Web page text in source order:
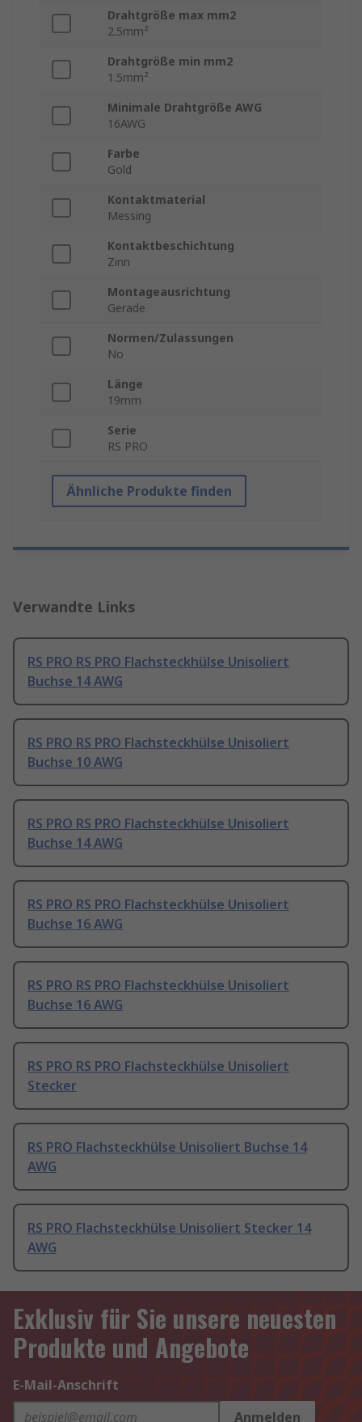
Drahtgröße max mm2
2.5mm²
Drahtgröße min mm2
1.5mm²
Minimale Drahtgröße AWG
16AWG
Farbe
Gold
Kontaktmaterial
Messing
Kontaktbeschichtung
Zinn
Montageausrichtung
Gerade
Normen/Zulassungen
No
Länge
19mm
Serie
RS PRO
Ähnliche Produkte finden
Verwandte Links
RS PRO RS PRO Flachsteckhülse Unisoliert
Buchse 14 AWG
RS PRO RS PRO Flachsteckhülse Unisoliert
Buchse 10 AWG
RS PRO RS PRO Flachsteckhülse Unisoliert
Buchse 14 AWG
RS PRO RS PRO Flachsteckhülse Unisoliert
Buchse 16 AWG
RS PRO RS PRO Flachsteckhülse Unisoliert
Buchse 16 AWG
RS PRO RS PRO Flachsteckhülse Unisoliert
Stecker
RS PRO Flachsteckhülse Unisoliert Buchse 14
AWG
RS PRO Flachsteckhülse Unisoliert Stecker 14
AWG
Exklusiv für Sie unsere neuesten
Produkte und Angebote
E-Mail-Anschrift
Anmelden